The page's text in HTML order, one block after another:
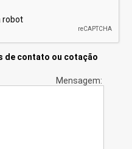
de contato ou cotação
Mensagem: